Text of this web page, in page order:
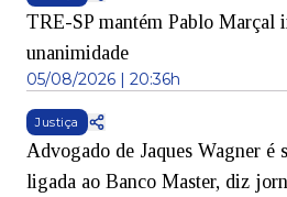
TRE-SP mantém Pablo Marçal
unanimidade
05/08/2026 | 20:36h
Justiça
Advogado de Jaques Wagner é
ligada ao Banco Master, diz